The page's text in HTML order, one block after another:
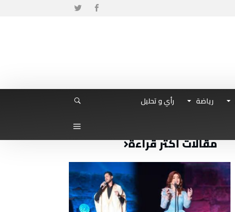
رياضة
رأي و تحليل
مقالات أكثر قراءة